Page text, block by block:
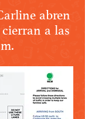
abren
cierran a las